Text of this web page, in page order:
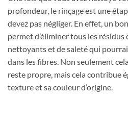
profondeur, le rinçage est une
devez pas négliger. En effet, un
permet d’éliminer tous les
nettoyants et de saleté qui
dans les fibres. Non seulement
reste propre, mais cela contribue
texture et sa couleur d’origine.